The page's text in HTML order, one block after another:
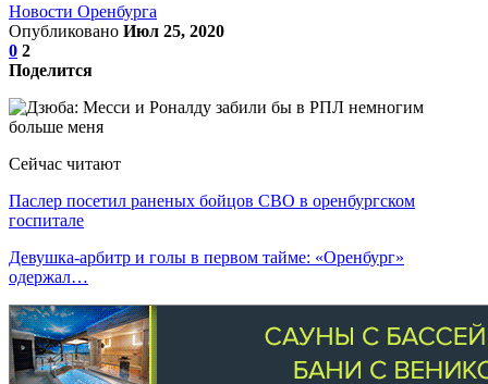
Новости Оренбурга
Опубликовано Июл 25, 2020
0 2
Поделится
Сейчас читают
Паслер посетил раненых бойцов СВО в оренбургском
госпитале
Девушка-арбитр и голы в первом тайме: «Оренбург»
одержал…